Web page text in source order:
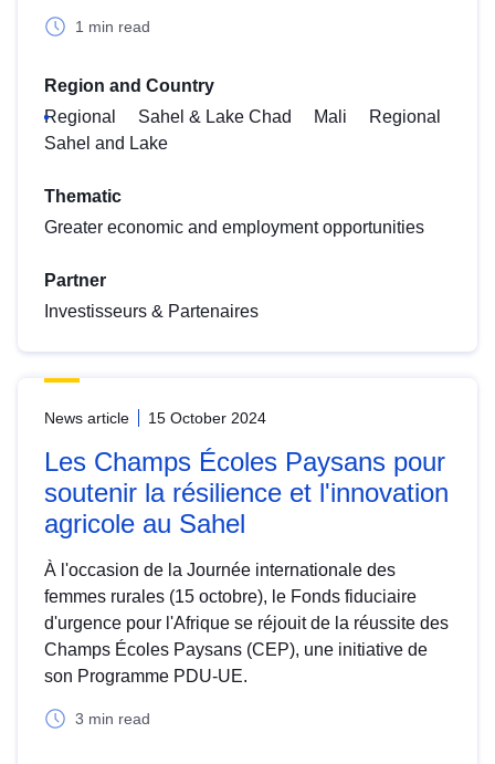
1 min read
Region and Country
Regional
Sahel & Lake Chad Mali
Regional
Sahel and Lake
Thematic
Greater economic and employment opportunities
Partner
Investisseurs & Partenaires
News article 15 October 2024
Les Champs Écoles Paysans pour
soutenir la résilience et l'innovation
agricole au Sahel
À l'occasion de la Journée internationale des
femmes rurales (15 octobre), le Fonds fiduciaire
d'urgence pour l'Afrique se réjouit de la réussite des
Champs Écoles Paysans (CEP), une initiative de
son Programme PDU-UE.
3 min read